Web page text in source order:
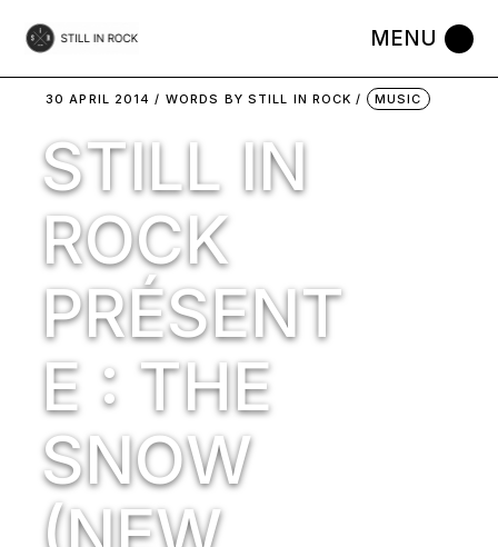
the
30 APRIL 2014 WORDS BY STILL IN ROCK MUSIC
STILL IN
ROCK
PRÉSENT
E : THE
SNOW